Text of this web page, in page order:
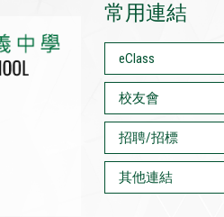
常用連結
eClass
校友會
招聘/招標
其他連結